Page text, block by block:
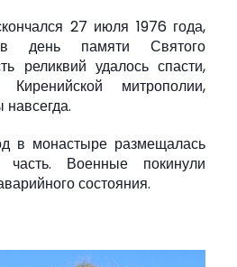
27 июля 1976 года,
день памяти Святого
реликвий удалось спасти,
митрополии,
в монастыре размещалась
часть. Военные покинули
состояния.